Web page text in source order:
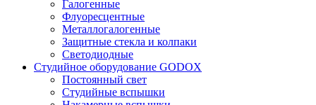
Галогенные
Флуоресцентные
Металлогалогенные
Защитные стекла и колпаки
Светодиодные
Студийное оборудование GODOX
Постоянный свет
Студийные вспышки